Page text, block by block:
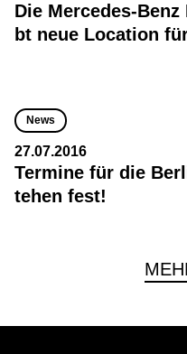
Die Mercedes-
bt neue Location
News
27.07.2016
Termine für die
tehen fest!